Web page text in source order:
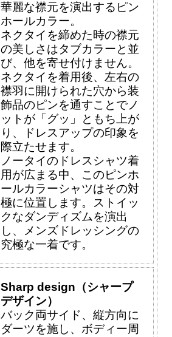
華麗な襟元を演出するピン
ホールカラー。
ネクタイを締めた時の襟元
の美しさはタブカラーと並
び、他を寄せ付けません。
ネクタイを着用後、左右の
襟羽に開けられた穴から装
飾品のピンを通すことでノ
ットが「グッ」ともち上が
り、ドレスアップの印象を
際立たせます。
ノータイのドレスシャツ着
用が広まる中、このピンホ
ールカラーシャツはその対
極に位置します。ストイッ
クなダンディズムを演出
し、メンズドレッシングの
究極な一着です。
Sharp design（シャープ
デザイン）
バック両サイド、縦方向に
ダーツを施し、ボディー周